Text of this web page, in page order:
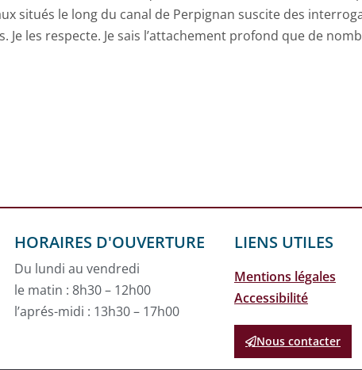
situés le long du canal de Perpignan suscite des
Je les respecte. Je sais l’attachement profond que de
HORAIRES D'OUVERTURE
Du lundi au vendredi
le matin : 8h30 – 12h00
l’aprés-midi : 13h30 – 17h00
LIENS UTILES
Mentions légales
Accessibilité
Nous contacter